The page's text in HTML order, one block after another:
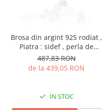
Brosa din argint 925 rodiat ,
Piatra : sidef , perla de
laborator , zirconia fatetata si
cubic zirconia , Culoare:
multicolor
487,83 RON
de la 439,05 RON
IN STOC